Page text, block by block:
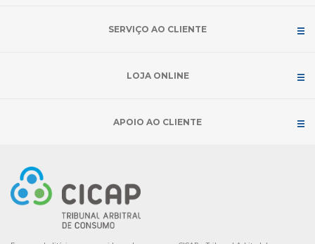
SERVIÇO AO CLIENTE
LOJA ONLINE
APOIO AO CLIENTE